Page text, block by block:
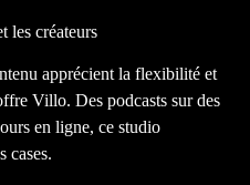
les créateurs
apprécient la flexibilité et
Villo. Des podcasts sur des
en ligne, ce studio
cases.